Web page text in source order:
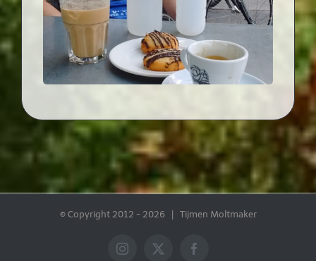
© Copyright 2012 - 2026 | Tijmen Moltmaker
Instagram
X Facebook